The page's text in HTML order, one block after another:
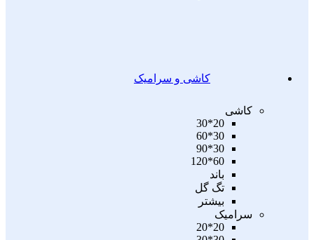
کاشی و سرامیک
کاشی
20*30
30*60
30*90
60*120
باند
تگ گل
بیشتر
سرامیک
20*20